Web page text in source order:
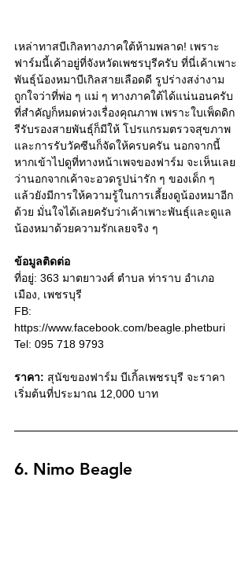
เหล่าทาสบีเกิลทางภาคใต้ห้ามพลาด! เพราะ
ฟาร์มนี้เค้าอยู่ที่จังหวัดเพชรบุรีครับ ที่นี่เค้าเพาะ
พันธุ์น้องหมาบีเกิลสายเลือดดี รูปร่างสง่างาม
ถูกใจว่าที่พ่อ ๆ แม่ ๆ ทางภาคใต้ได้แน่นอนครับ
ที่สำคัญก็หมดห่วงเรื่องคุณภาพ เพราะใบเพ็ดดิก
รีรับรองสายพันธุ์ก็มีให้ โปรแกรมตรวจสุขภาพ
และการรับวัคซีนก็จัดให้ครบครัน นอกจากนี้
หากเข้าไปดูที่ทางหน้าเพจของฟาร์ม จะเห็นเลย
ว่านอกจากเค้าจะอวดรูปน่ารัก ๆ ของเด็ก ๆ
แล้วยังมีการให้ความรู้ในการเลี้ยงดูน้องหมาอีก
ด้วย มั่นใจได้เลยครับว่าเค้าเพาะพันธุ์และดูแล
น้องหมาด้วยความรักเลยจริง ๆ
ข้อมูลติดต่อ
ที่อยู่: 363 มาตยาวงศ์ ตำบล ท่าราบ อำเภอ
เมือง, เพชรบุรี
FB:
https://www.facebook.com/beagle.phetburi
Tel: 095 718 9793
ราคา: สุนัขของฟาร์ม บีเกิ้ลเพชรบุรี จะราคา
เริ่มต้นที่ประมาณ 12,000 บาท
6. Nimo Beagle